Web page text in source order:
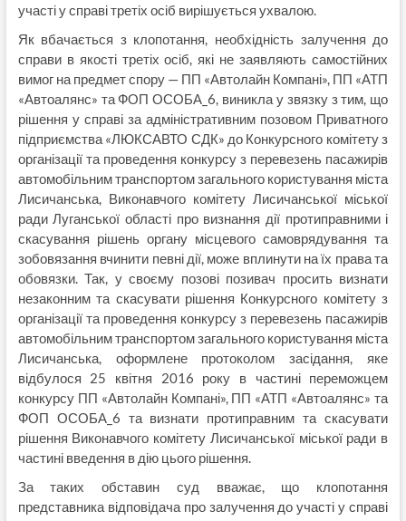
участі у справі третіх осіб вирішується ухвалою.
Як вбачається з клопотання, необхідність залучення до
справи в якості третіх осіб, які не заявляють самостійних
вимог на предмет спору — ПП «Автолайн Компані», ПП «АТП
«Автоалянс» та ФОП ОСОБА_6, виникла у звязку з тим, що
рішення у справі за адміністративним позовом Приватного
підприємства «ЛЮКСАВТО СДК» до Конкурсного комітету з
організації та проведення конкурсу з перевезень пасажирів
автомобільним транспортом загального користування міста
Лисичанська, Виконавчого комітету Лисичанської міської
ради Луганської області про визнання дії протиправними і
скасування рішень органу місцевого самоврядування та
зобовязання вчинити певні дії, може вплинути на їх права та
обовязки. Так, у своєму позові позивач просить визнати
незаконним та скасувати рішення Конкурсного комітету з
організації та проведення конкурсу з перевезень пасажирів
автомобільним транспортом загального користування міста
Лисичанська, оформлене протоколом засідання, яке
відбулося 25 квітня 2016 року в частині переможцем
конкурсу ПП «Автолайн Компані», ПП «АТП «Автоалянс» та
ФОП ОСОБА_6 та визнати протиправним та скасувати
рішення Виконавчого комітету Лисичанської міської ради в
частині введення в дію цього рішення.
За таких обставин суд вважає, що клопотання
представника відповідача про залучення до участі у справі